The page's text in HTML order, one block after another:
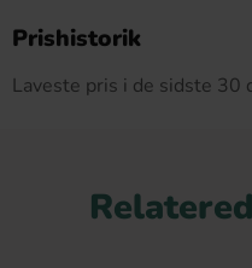
Prishistorik
Laveste pris i de sidste